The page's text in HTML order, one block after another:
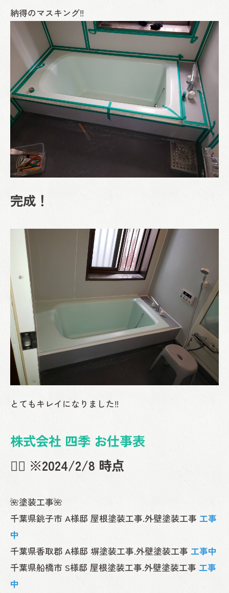
納得のマスキング‼
完成！
とてもキレイになりました‼
株式会社 四季 お仕事表
💁‍♂️ ※2024/2/8 時点
🌺塗装工事🌺
千葉県銚子市 A様邸 屋根塗装工事.外壁塗装工事 工事
中
千葉県香取郡 A様邸 塀塗装工事.外壁塗装工事 工事中
千葉県船橋市 S様邸 屋根塗装工事.外壁塗装工事 工事
中